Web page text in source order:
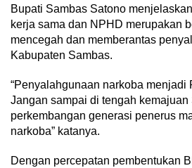
Bupati Sambas Satono
kerja sama dan NPHD merupakan
mencegah dan memberantas
Kabupaten Sambas.
“Penyalahgunaan narkoba menjadi
Jangan sampai di tengah kemajuan
perkembangan generasi penerus
narkoba” katanya.
Dengan percepatan pembentukan